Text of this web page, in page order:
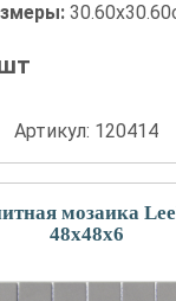
Артикул: 120414
мозаика
48x48x6